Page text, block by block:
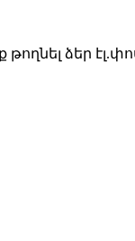
ձեր